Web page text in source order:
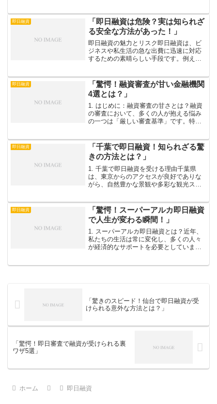
ります。このような状況で、簡単な手続
きを経て即座に資金を...
即日融資
「即日融資は危険？実は知られざ
る安全な方法があった！」
即日融資の魅力とリスク即日融資は、ビ
ジネスや私生活の急な出費に迅速に対応
するための素晴らしい手段です。例え
ことがあります。しかし、即日融資はそ
の便利さの裏にリスクを抱え...
即日融資
「驚愕！融資審査が甘い金融機関
4選とは？」
1. はじめに：融資審査の甘さとは？融資
の審査において、多くの人が抱える悩み
の一つは「厳しい審査基準」です。特に
敵」になりかねません。しかし、皆さん
に朗報です！実は、比較...
即日融資
「千葉で即日融資！知られざる驚
きの方法とは？」
1. 千葉で即日融資を受ける理由千葉県
は、東京からのアクセスが良好でありな
がら、自然豊かな景観や多彩な観光スポ
で、予期しない急な支出が発生すること
もありますよね。そんな時...
即日融資
「驚愕！スーパーアルカ即日融資
で人生が変わる瞬間！」
1. スーパーアルカ即日融資とは？近年、
私たちの生活は常に変化し、多くの人々
が経済的なサポートを必要としていま
「驚きのスピード！仙台で即日融資が受
けられる意外な方法とは？」
「驚愕！即日審査で融資が受けられる裏
ワザ5選」
ホーム 即日融資